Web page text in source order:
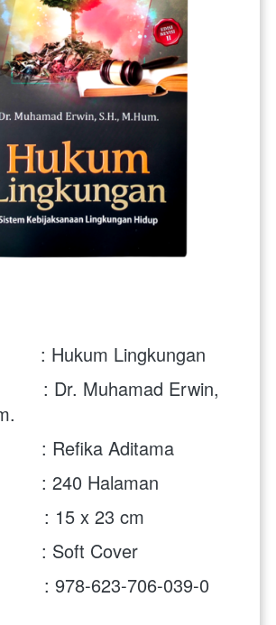
: Hukum Lingkungan
: Dr. Muhamad Erwin,
: Refika Aditama
: 240 Halaman
: 15 x 23 cm
: Soft Cover
: 978-623-706-039-0